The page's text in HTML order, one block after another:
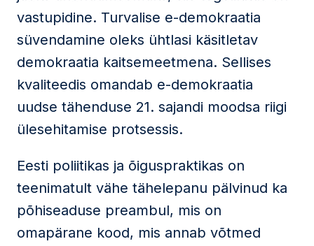
vastupidine. Turvalise e-demokraatia
süvendamine oleks ühtlasi käsitletav
demokraatia kaitsemeetmena. Sellises
kvaliteedis omandab e-demokraatia
uudse tähenduse 21. sajandi moodsa riigi
ülesehitamise protsessis.
Eesti poliitikas ja õiguspraktikas on
teenimatult vähe tähelepanu pälvinud ka
põhiseaduse preambul, mis on
omapärane kood, mis annab võtmed